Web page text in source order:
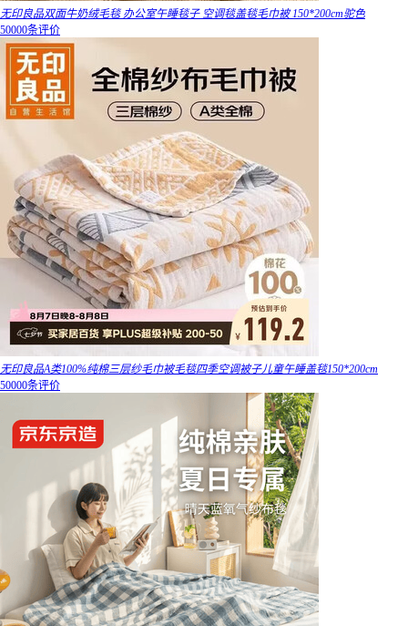
无印良品双面牛奶绒毛毯 办公室午睡毯子 空调毯盖毯毛巾被 150*200cm驼色
50000条评价
无印良品A类100%纯棉三层纱毛巾被毛毯四季空调被子儿童午睡盖毯150*200cm
50000条评价